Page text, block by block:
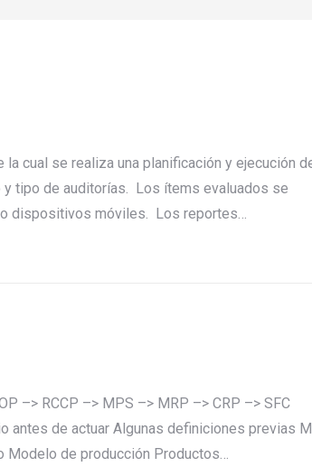
cual se realiza una planificación y ejecución
tipo de auditorías. Los ítems evaluados se
dispositivos móviles. Los reportes…
–> RCCP –> MPS –> MRP –> CRP –> SFC
antes de actuar Algunas definiciones previas
Modelo de producción Productos…